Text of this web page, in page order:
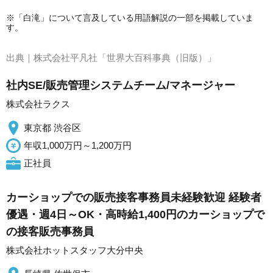
※「白滝」について言及している用語解説の一部を掲載していま
す。
出典｜ 株式会社平凡社「世界大百科事典（旧版）」
社内SE/販売管理システムチーム/マネージャー
株式会社ラクス
東京都 渋谷区
年収1,000万円～1,200万円
正社員
カーショップでの販売接客事務員未経験歓迎 経験者
優遇・週4日～OK・高時給1,400円のカーショップで
の接客販売事務員
株式会社ホットスタッフ大分中央